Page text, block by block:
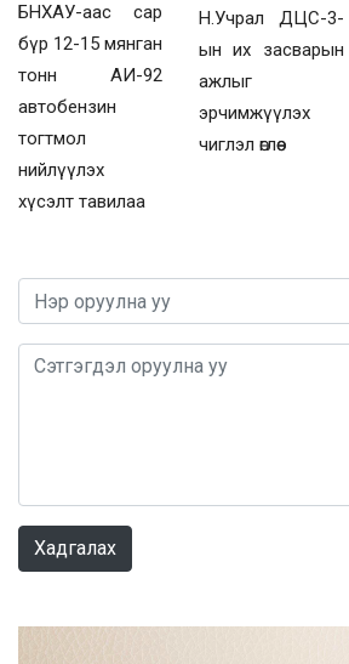
БНХАУ-аас сар
бүр 12-15 мянган
тонн АИ-92
автобензин
тогтмол
нийлүүлэх
хүсэлт тавилаа
Н.Учрал ДЦС-3-
ын их засварын
ажлыг
эрчимжүүлэх
чиглэл өглөө
Хадгалах